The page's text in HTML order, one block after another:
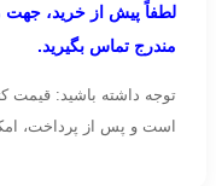
لطفاً پیش از خرید، جهت
مندرج تماس بگیرید.
توجه داشته باشید: قیمت
است و پس از پرداخت،